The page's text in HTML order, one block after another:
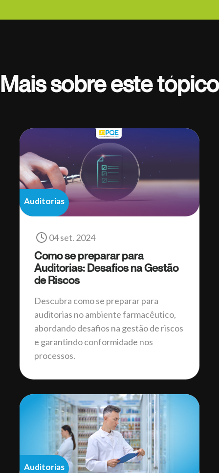
Mais sobre este tópico
Auditorias
04 set. 2024
Como se preparar para
Auditorias: Desafios na Gestão
de Riscos
Descubra como se preparar para
auditorias no ambiente farmacêutico,
abordando desafios na gestão de riscos
e garantindo conformidade nos
processos.
Auditorias